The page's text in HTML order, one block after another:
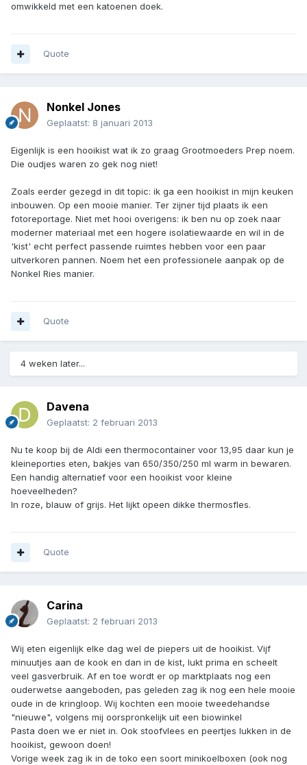
omwikkeld met een katoenen doek.
Quote
Nonkel Jones
Geplaatst: 8 januari 2013
Eigenlijk is een hooikist wat ik zo graag Grootmoeders Prep noem.
Die oudjes waren zo gek nog niet!
Zoals eerder gezegd in dit topic: ik ga een hooikist in mijn keuken
inbouwen. Op een mooie manier. Ter zijner tijd plaats ik een
fotoreportage. Niet met hooi overigens: ik ben nu op zoek naar
moderner materiaal met een hogere isolatiewaarde en wil in de
'kist' echt perfect passende ruimtes hebben voor een paar
uitverkoren pannen. Noem het een professionele aanpak op de
Nonkel Ries manier.
Quote
4 weken later...
Davena
Geplaatst: 2 februari 2013
Nu te koop bij de Aldi een thermocontainer voor 13,95 daar kun je
kleineporties eten, bakjes van 650/350/250 ml warm in bewaren.
Een handig alternatief voor een hooikist voor kleine
hoeveelheden?
In roze, blauw of grijs. Het lijkt opeen dikke thermosfles.
Quote
Carina
Geplaatst: 2 februari 2013
Wij eten eigenlijk elke dag wel de piepers uit de hooikist. Vijf
minuutjes aan de kook en dan in de kist, lukt prima en scheelt
veel gasverbruik. Af en toe wordt er op marktplaats nog een
ouderwetse aangeboden, pas geleden zag ik nog een hele mooie
oude in de kringloop. Wij kochten een mooie tweedehandse
"nieuwe", volgens mij oorspronkelijk uit een biowinkel
Pasta doen we er niet in. Ook stoofvlees en peertjes lukken in de
hooikist, gewoon doen!
Vorige week zag ik in de toko een soort minikoelboxen (ook nog